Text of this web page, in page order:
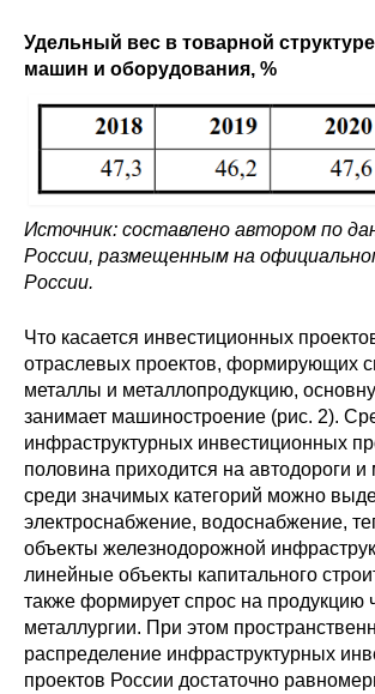
Удельный вес в товарной
машин и оборудования, %
Источник: составлено автором по
России, размещенным на
России.
Что касается инвестиционных
отраслевых проектов, формирующих
металлы и металлопродукцию,
занимает машиностроение (рис. 2).
инфраструктурных инвестиционных
половина приходится на автодороги
среди значимых категорий можно
электроснабжение, водоснабжение,
объекты железнодорожной
линейные объекты капитального
также формирует спрос на продукцию
металлургии. При этом
распределение инфраструктурных
проектов России достаточно